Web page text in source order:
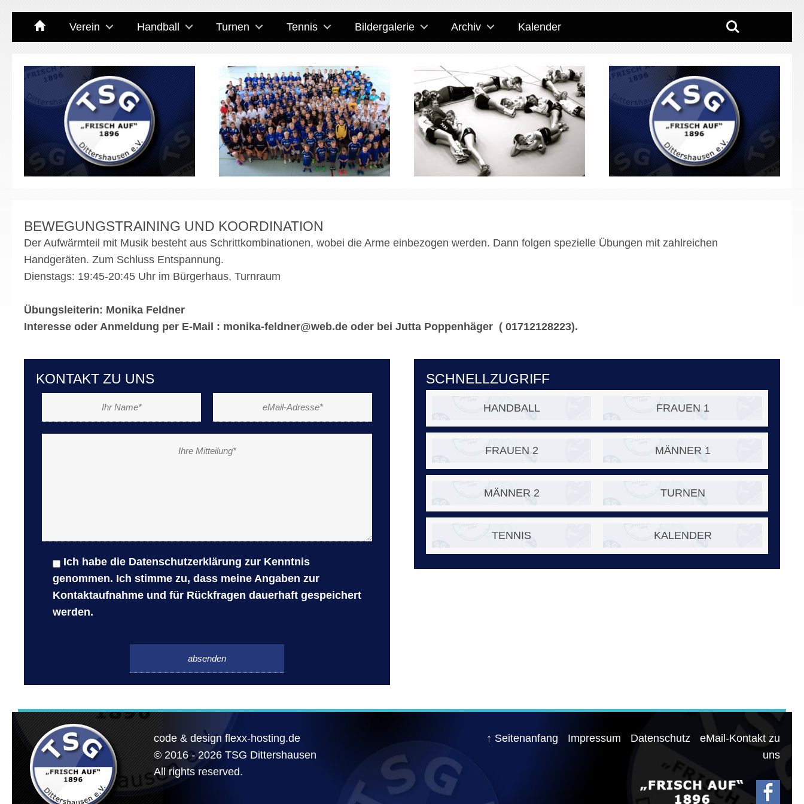
Verein Handball Turnen Tennis Bildergalerie Archiv Kalender Search
BEWEGUNGSTRAINING UND KOORDINATION
Der Aufwärmteil mit Musik besteht aus Schrittkombinationen, wobei die Arme einbezogen werden. Dann folgen spezielle Übungen mit zahlreichen
Handgeräten. Zum Schluss Entspannung.
Dienstags: 19:45-20:45 Uhr im Bürgerhaus, Turnraum
Übungsleiterin: Monika Feldner
Interesse oder Anmeldung per E-Mail : monika-feldner@web.de oder bei Jutta Poppenhäger ( 01712128223).
KONTAKT ZU UNS
Ich habe die Datenschutzerklärung zur Kenntnis
genommen. Ich stimme zu, dass meine Angaben zur
Kontaktaufnahme und für Rückfragen dauerhaft gespeichert
werden.
Feld
Feld
SCHNELLZUGRIFF
HANDBALL FRAUEN 1
FRAUEN 2 MÄNNER 1
MÄNNER 2 TURNEN
TENNIS KALENDER
code & design flexx-hosting.de
© 2016 - 2026 TSG Dittershausen
All rights reserved.
↑ Seitenanfang Impressum Datenschutz
eMail-Kontakt zu
uns